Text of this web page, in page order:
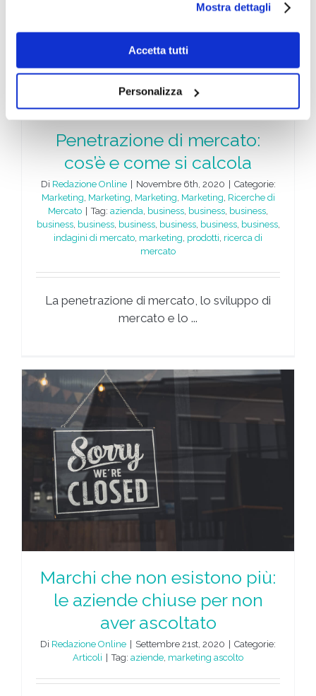
Mostra dettagli
Accetta tutti
Personalizza
Penetrazione di mercato:
cos’è e come si calcola
Di Redazione Online Novembre 6th, 2020
Categorie:
Marketing, Marketing, Marketing, Marketing, Ricerche di
Mercato
Tag: azienda, business, business, business,
business, business, business, business, business, business,
indagini di mercato, marketing, prodotti, ricerca di
mercato
La penetrazione di mercato, lo sviluppo di
mercato e lo ...
Marchi che non esistono più:
le aziende chiuse per non
aver ascoltato
Di Redazione Online Settembre 21st, 2020
Categorie:
Articoli
Tag: aziende, marketing ascolto